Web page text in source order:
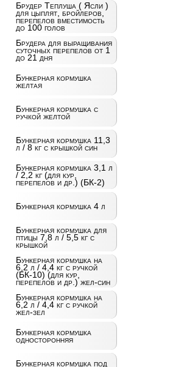
Брудер Теплуша ( Ясли )
для цыплят, бройлеров,
перепелов вместимость
до 100 голов
Брудера для выращивания
суточных перепелов от 1
до 21 дня
Бункерная кормушка
желтая
Бункерная кормушка с
ручкой желтой
Бункерная кормушка 11,3
л / 8 кг с крышкой син
Бункерная кормушка 3,1 л
/ 2,2 кг (для кур,
перепелов и др.) (БК-2)
Бункерная кормушка 4 л
Бункерная кормушка для
птицы 7,8 л / 5,5 кг с
крышкой
Бункерная кормушка на
6,2 л / 4,4 кг с ручкой
(БК-10) (для кур,
перепелов и др.) жел-син
Бункерная кормушка на
6,2 л / 4,4 кг с ручкой
жел-зел
Бункерная кормушка
односторонняя
Бункерная кормушка под